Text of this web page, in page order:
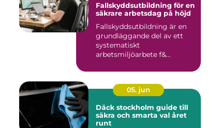
Fallskyddsutbildning för en
säkrare arbetsdag på höjd
Fallskyddsutbildning är en
grundläggande del av ett
systematiskt
arbetsmiljöarbete f&...
05. jun
Däck stockholm guide till
säkra och smarta val året
runt